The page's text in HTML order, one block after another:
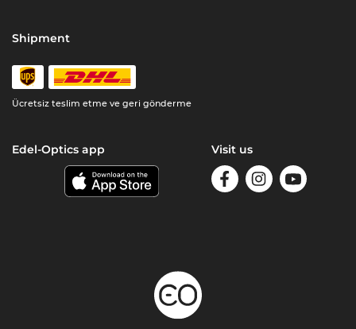
Shipment
Ücretsiz teslim etme ve geri gönderme
Edel-Optics app Visit us